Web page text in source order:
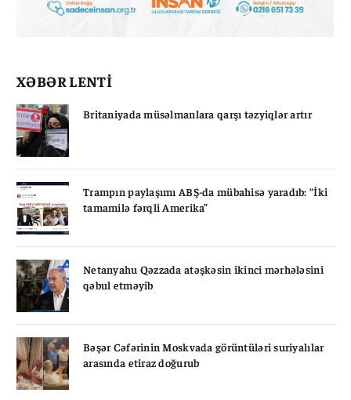
XƏBƏR LENTİ
Britaniyada müsəlmanlara qarşı təzyiqlər artır
Trampın paylaşımı ABŞ-da mübahisə yaradıb: “İki
tamamilə fərqli Amerika”
Netanyahu Qəzzada atəşkəsin ikinci mərhələsini
qəbul etməyib
Bəşər Cəfərinin Moskvada görüntüləri suriyalılar
arasında etiraz doğurub